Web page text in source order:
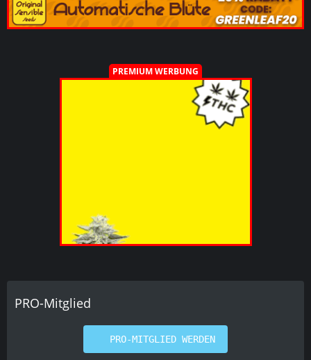
PREMIUM WERBUNG
PRO-Mitglied
PRO-MITGLIED WERDEN